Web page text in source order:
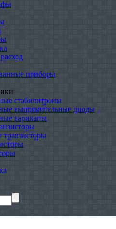
приборы
стабилитроны
выпрямительные диоды
варикапы
транзисторы